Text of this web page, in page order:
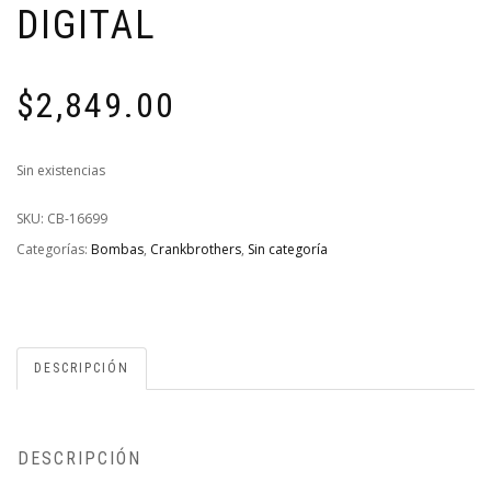
DIGITAL
$2,849.00
Sin existencias
SKU: CB-16699
Categorías: Bombas, Crankbrothers, Sin categoría
DESCRIPCIÓN
DESCRIPCIÓN